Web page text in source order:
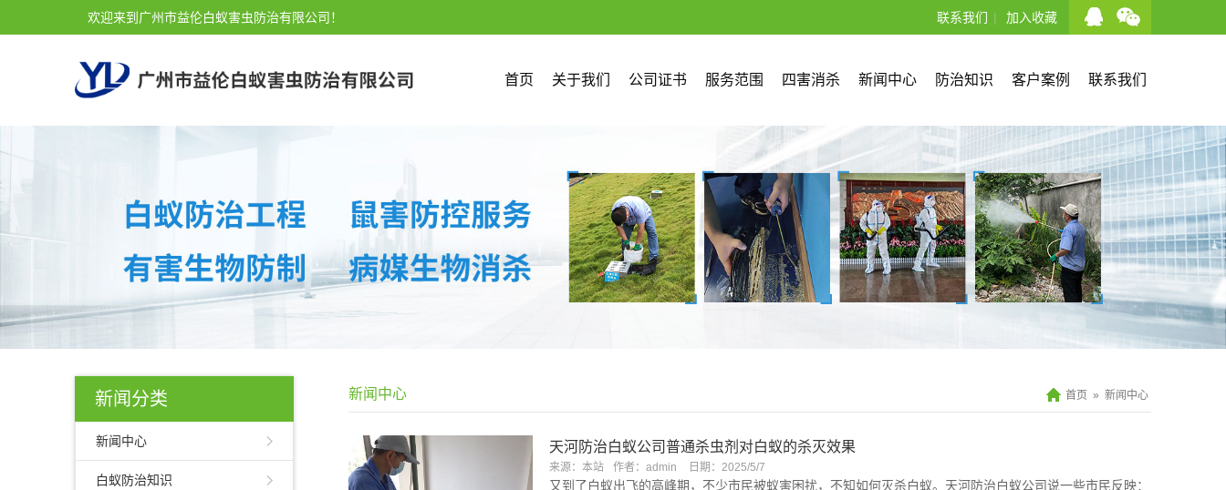
欢迎来到广州市益伦白蚁害虫防治有限公司！ 联系我们 | 加入收藏
首页 关于我们 公司证书 服务范围 四害消杀 新闻中心 防治知识 客户案例 联系我们
新闻分类
新闻中心
白蚁防治知识
新闻中心 首页 » 新闻中心
天河防治白蚁公司普通杀虫剂对白蚁的杀灭效果
来源：本站 作者：admin 日期：2025/5/7
又到了白蚁出飞的高峰期，不少市民被蚁害困扰，不知如何灭杀白蚁。天河防治白蚁公司说一些市民反映：